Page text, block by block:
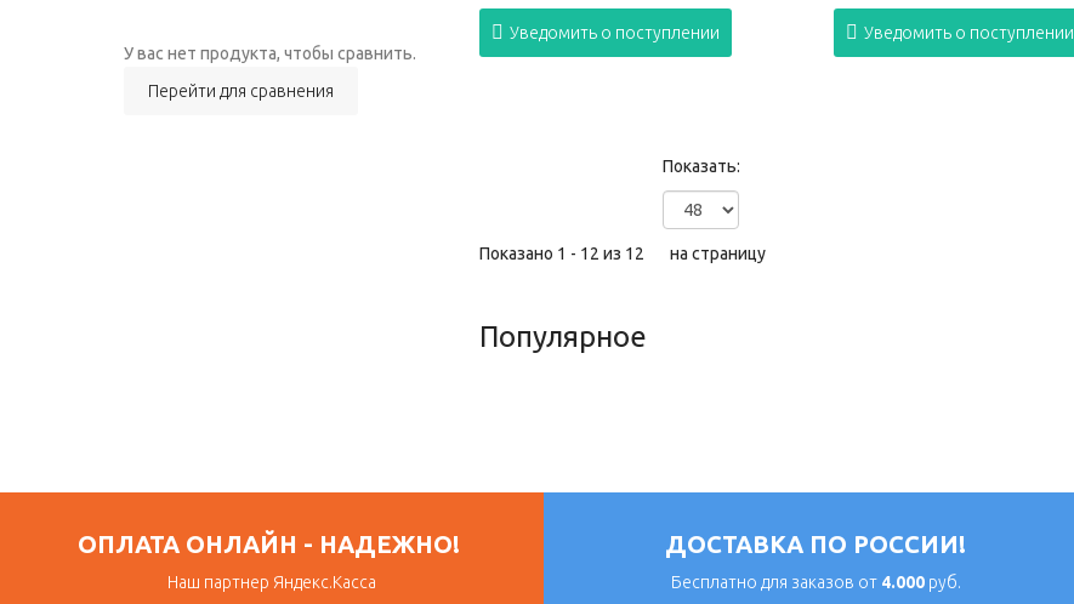
Уведомить о поступлении Уведомить о поступлении
Показано 1 - 12 из 12
Показать:
на страницу
Популярное
У вас нет продукта, чтобы сравнить.
Перейти для сравнения
ОПЛАТА ОНЛАЙН - НАДЕЖНО!
Наш партнер Яндекс.Касса
ДОСТАВКА ПО РОССИИ!
Бесплатно для заказов от 4.000руб.